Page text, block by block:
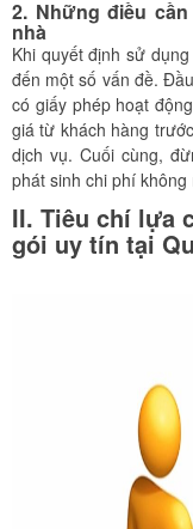
2. Những điều
nhà
Khi quyết định sử
đến một số vấn đề.
có giấy phép hoạt
giá từ khách hàng
dịch vụ. Cuối cùng,
phát sinh chi phí không
II. Tiêu chí lựa
gói uy tín tại